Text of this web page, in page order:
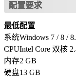
配置要求
最低配置
系统Windows 7 / 8 /
CPUIntel Core 双核
内存2 GB
硬盘13 GB